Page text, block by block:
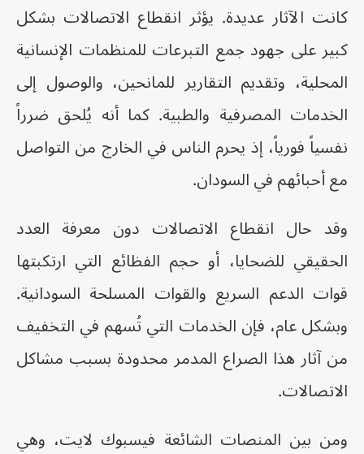
كانت الآثار عديدة. يؤثر انقطاع الاتصالات بشكل
كبير على جهود جمع التبرعات للمنظمات الإنسانية
المحلية، وتقديم التقارير للمانحين، والوصول إلى
الخدمات المصرفية والطبية. كما أنه يُلحق ضرراً
نفسياً فورياً، إذ يحرم الناس في الخارج من التواصل
مع أحبائهم في السودان.
وقد حال انقطاع الاتصالات دون معرفة العدد
الحقيقي للضحايا، أو حجم الفظائع التي ارتكبتها
قوات الدعم السريع والقوات المسلحة السودانية.
وبشكل عام، فإن الخدمات التي تُسهم في التخفيف
من آثار هذا الصراع المدمر محدودة بسبب مشاكل
الاتصالات.
ومن بين المنصات الشائعة فيسبوك لايت، وهي